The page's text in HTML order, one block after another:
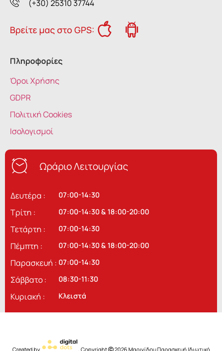
(+30) 25310 37744
Βρείτε μας στο GPS:
Πληροφορίες
Όροι Χρήσης
GDPR
Πολιτική Cookies
Ισολογισμοί
Ωράριο Λειτουργίας
Δευτέρα :
Τρίτη :
Τετάρτη :
Πέμπτη :
Παρασκευή :
Σάββατο :
Κυριακή :
07:00-14:30
07:00-14:30 & 18:00-20:00
07:00-14:30
07:00-14:30 & 18:00-20:00
07:00-14:30
08:30-11:30
Κλειστά
Created by , CopyrightⒸ2026 Μαρινίδου Παρασκευή Ιδιωτικό